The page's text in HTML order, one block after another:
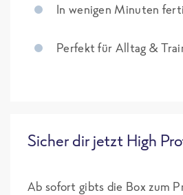
In wenigen Minuten
Perfekt für Alltag &
Sicher dir jetzt High
Ab sofort gibts die Box zum